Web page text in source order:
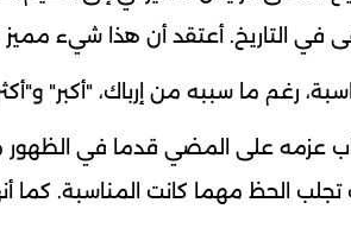
في التاريخ. أعتقد أن هذا شيء مميز
رغم ما سببه من إرباك، "أكبر"
عزمه على المضي قدما في الظهور
الحظ مهما كانت المناسبة. كما